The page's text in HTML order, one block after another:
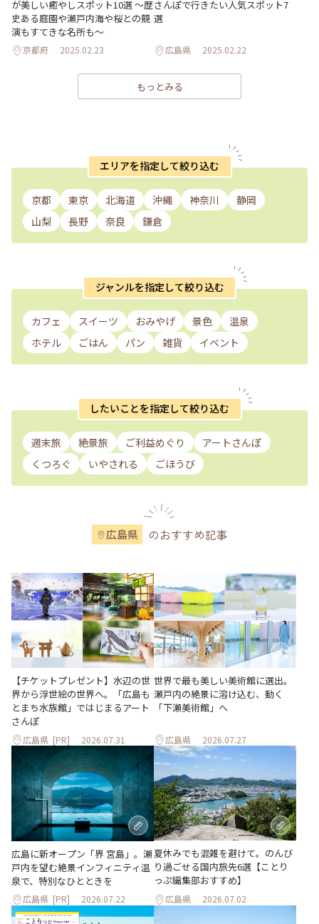
が美しい癒やしスポット10選 〜歴
史ある庭園や瀬戸内海や桜との競
演もすてきな名所も〜
京都府 2025.02.23
さんぽで行きたい人気スポット7
選
広島県 2025.02.22
もっとみる
エリアを指定して絞り込む
京都 東京 北海道 沖縄 神奈川
静岡
山梨
長野 奈良 鎌倉
ジャンルを指定して絞り込む
カフェ スイーツ おみやげ 景色
温泉
ホテル
ごはん パン 雑貨 イベント
したいことを指定して絞り込む
週末旅 絶景旅 ご利益めぐり
アートさんぽ
くつろぐ
いやされる ごほうび
広島県 のおすすめ記事
【チケットプレゼント】水辺の世
界から浮世絵の世界へ。「広島も
とまち水族館」ではじまるアート
さんぽ
広島県 [PR] 2026.07.31
世界で最も美しい美術館に選出。
瀬戸内の絶景に溶け込む、動く
「下瀬美術館」へ
広島県 2026.07.27
広島に新オープン「界 宮島」。瀬
戸内を望む絶景インフィニティ温
泉で、特別なひとときを
広島県 [PR] 2026.07.22
夏休みでも混雑を避けて。のんび
り過ごせる国内旅先6選【ことり
っぷ編集部おすすめ】
広島県 2026.07.02